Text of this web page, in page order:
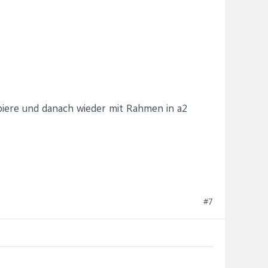
und danach wieder mit Rahmen in a2
#7